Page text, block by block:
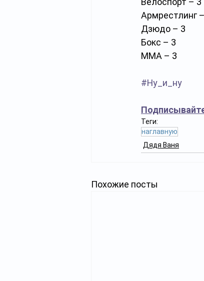
Армрестлинг
Дзюдо – 3
Бокс – 3
ММА – 3
#Ну_и_ну
Теги:
наглавную
Дядя Ваня
Похожие посты